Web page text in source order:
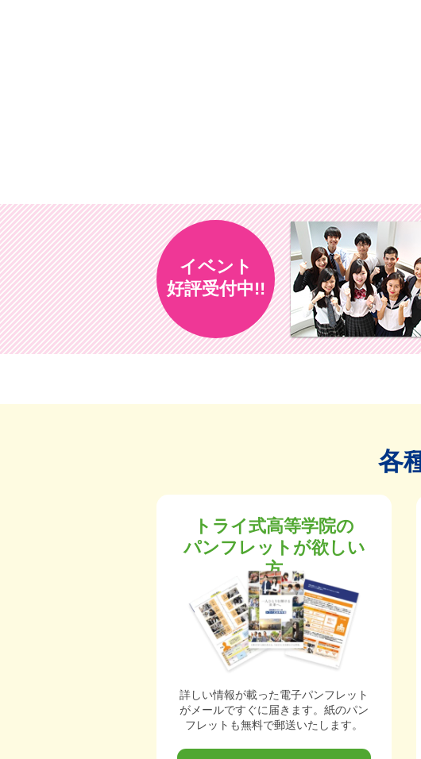
イベント
好評受付中!!
各
トライ式高等学院の
パンフレットが欲しい
方
詳しい情報が載った電子パンフレット
がメールですぐに届きます。紙のパン
フレットも無料で郵送いたします。